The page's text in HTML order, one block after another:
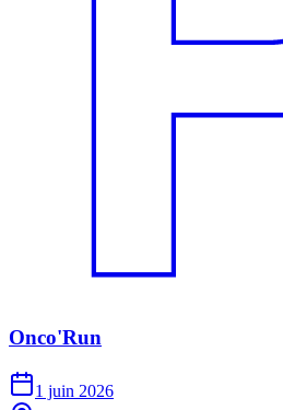
Onco'Run
1 juin 2026